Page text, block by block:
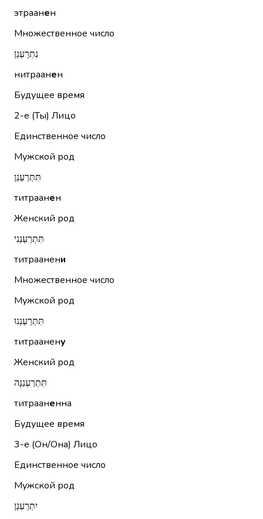
этраанен
Множественное число
נִתְרַעְנֵן
нитраанен
Будущее время
2-е (Ты) Лицо
Единственное число
Мужской род
תִּתְרַעְנֵן
титраанен
Женский род
תִּתְרַעְנְנִי
титраанени
Множественное число
Мужской род
תִּתְרַעְנְנוּ
титраанену
Женский род
תִּתְרַעְנֵנָּה
титрааненна
Будущее время
3-е (Он/Она) Лицо
Единственное число
Мужской род
יִתְרַעְנֵן